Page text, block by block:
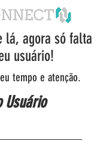
lá, agora só falta
usuário!
tempo e atenção.
Usuário